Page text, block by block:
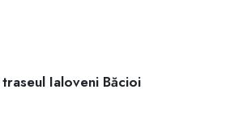
Ialoveni Băcioi